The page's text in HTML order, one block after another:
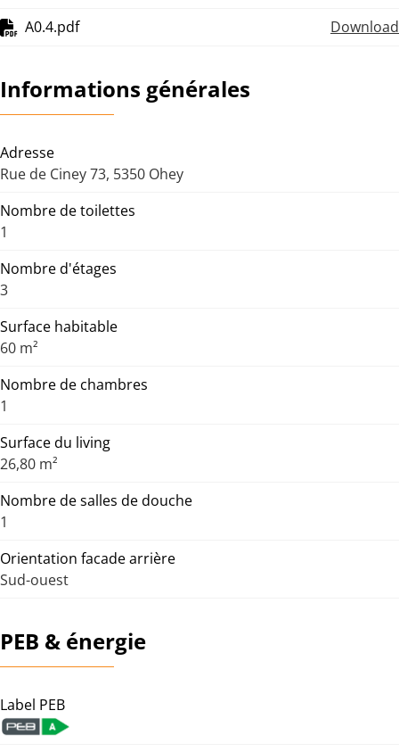
A0.4.pdf
Download
Informations générales
Adresse
Rue de Ciney 73, 5350 Ohey
Nombre de toilettes
1
Nombre d'étages
3
Surface habitable
60 m²
Nombre de chambres
1
Surface du living
26,80 m²
Nombre de salles de douche
1
Orientation facade arrière
Sud-ouest
PEB & énergie
Label PEB